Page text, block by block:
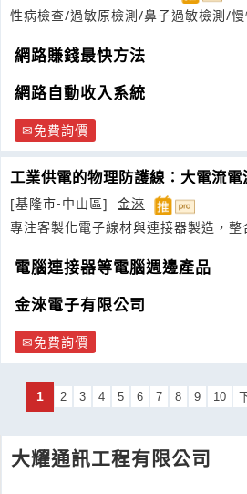
性病檢查/過敏原檢測/鼻子過敏檢測/
網路賺錢最快方法
網路自動收入系統
免費詢價
工業供電的物理防護線：大電流電
[基隆市-中山區]
金淶
專注客製化電子線材與連接器製造，
電腦連接器等電腦週邊產品
金淶電子有限公司
免費詢價
1 2 3 4 5 6 7 8 9 10
大耀通訊工程有限公司